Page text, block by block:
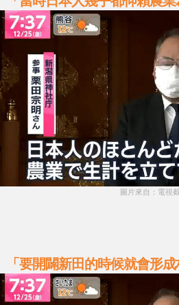
圖片來自：電視
「要開闢新田的時候就會形成